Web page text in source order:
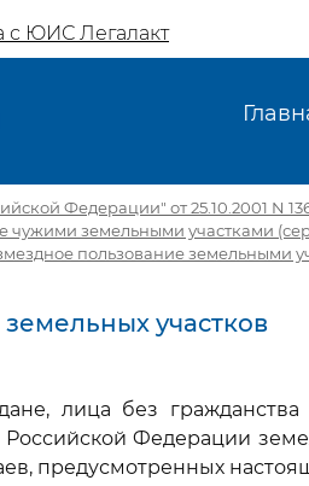
с ЮИС Легалакт
Федерации" от 25.10.2001 N
земельными участками
пользование земельными
земельных участков
лица без
Российской Федерации
предусмотренных